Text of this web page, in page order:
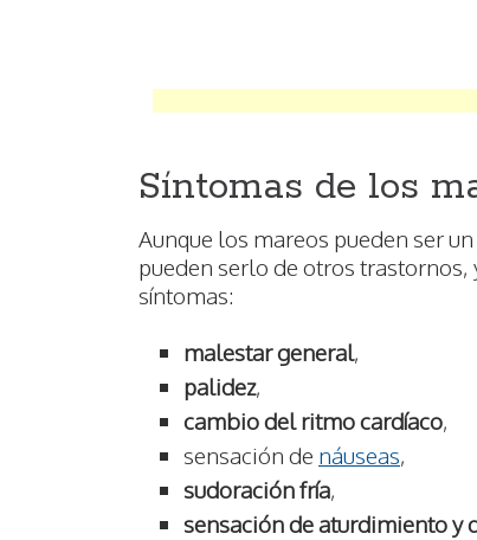
Síntomas de los
Aunque los mareos pueden ser
pueden serlo de otros
síntomas:
malestar general,
palidez,
cambio del ritmo cardíaco,
sensación de náuseas,
sudoración fría,
sensación de aturdimiento y